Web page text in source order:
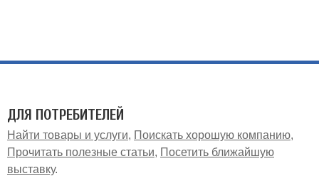
ДЛЯ ПОТРЕБИТЕЛЕЙ
Найти товары и услуги
Поискать хорошую компанию
Прочитать полезные статьи
Посетить ближайшую
выставку